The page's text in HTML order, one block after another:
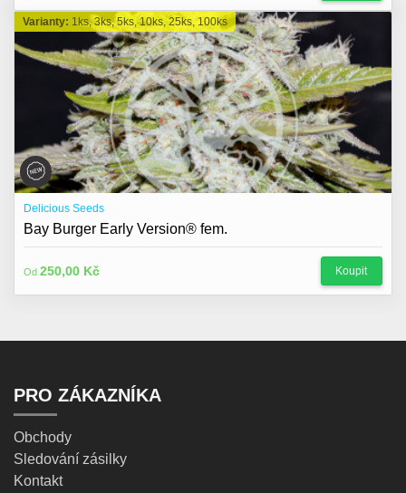
Varianty: 1ks, 3ks, 5ks, 10ks, 25ks, 100ks
Delicious Seeds
Bay Burger Early Version® fem.
Od 250,00 Kč Koupit
PRO ZÁKAZNÍKA
Obchody
Sledování zásilky
Kontakt